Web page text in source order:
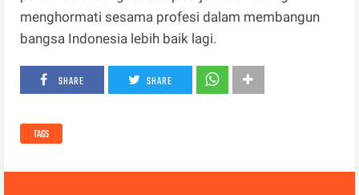
menghormati sesama profesi dalam membangun
bangsa Indonesia lebih baik lagi.
SHARE SHARE
TAGS